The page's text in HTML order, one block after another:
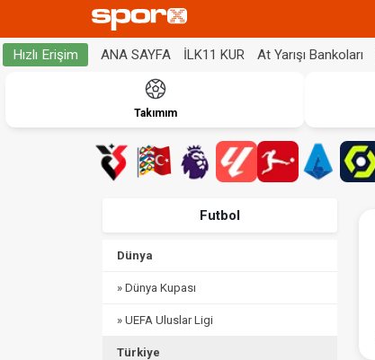
Hızlı Erişim ANA SAYFA İLK11 KUR At Yarışı Bankoları
Takımım
Futbol
Dünya
» Dünya Kupası
» UEFA Uluslar Ligi
Türkiye